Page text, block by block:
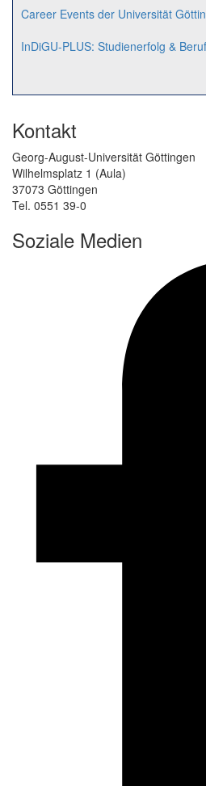
Career Events der Universität
InDiGU-PLUS: Studienerfolg &
Kontakt
Georg-August-Universität Göttingen
Wilhelmsplatz 1 (Aula)
37073 Göttingen
Tel. 0551 39-0
Soziale Medien